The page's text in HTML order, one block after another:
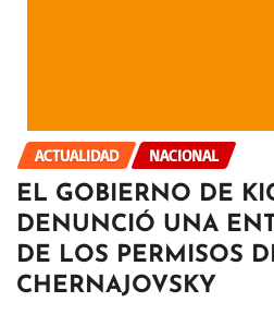
ACTUALIDAD NACIONAL
EL GOBIERNO DE
DENUNCIÓ UNA
DE LOS PERMISOS
CHERNAJOVSKY